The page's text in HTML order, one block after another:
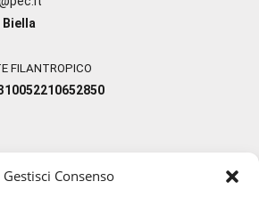
Gestisci Consenso
Biella
FILANTROPICO